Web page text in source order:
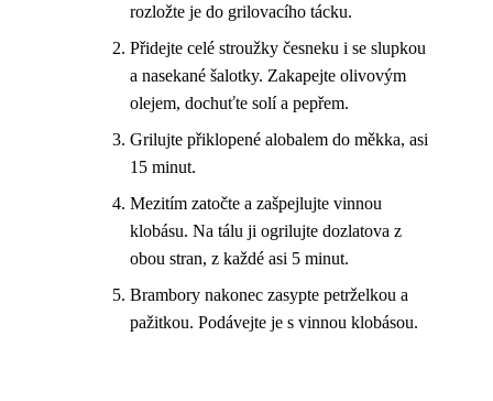
rozložte je do grilovacího tácku.
Přidejte celé stroužky česneku i se slupkou
a nasekané šalotky. Zakapejte olivovým
olejem, dochuťte solí a pepřem.
Grilujte přiklopené alobalem do měkka, asi
15 minut.
Mezitím zatočte a zašpejlujte vinnou
klobásu. Na tálu ji ogrilujte dozlatova z
obou stran, z každé asi 5 minut.
Brambory nakonec zasypte petrželkou a
pažitkou. Podávejte je s vinnou klobásou.